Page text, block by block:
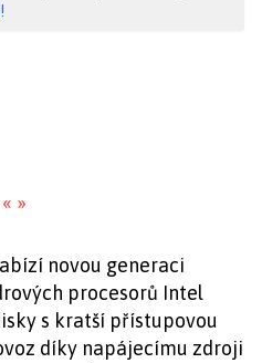
« »
novou generaci
procesorů Intel
s kratší přístupovou
díky napájecímu zdroji